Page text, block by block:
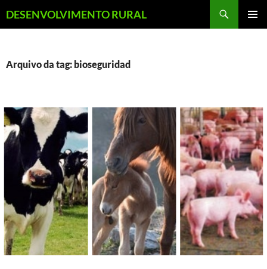
para
DESENVOLVIMENTO RURAL
Arquivo da tag: bioseguridad